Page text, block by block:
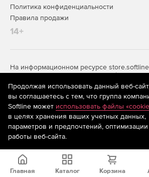
Политика конфиденциальности
Правила продажи
14+
На информационном ресурсе
рекомендательные технологии
предоставления информации на основе
систематизации и анализа сведений,
предпочтениям пользователей сети
находящихся на территории Российской
Главная Каталог Корзина
Продолжая использовать данный веб-сайт,
вы соглашаетесь с тем, что группа
Softline может использовать файлы
в целях хранения ваших учетных данных,
параметров и предпочтений, оптимизации
работы веб-сайта.